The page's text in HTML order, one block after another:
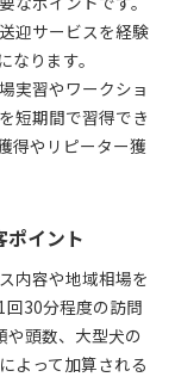
迎サービスを経験
ります。
実習やワークショ
短期間で習得でき
得やリピーター獲
ポイント
内容や地域相場を
30分程度の訪問
頭数、大型犬の
よって加算される